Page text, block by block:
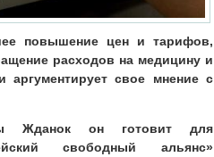
повышение цен и тарифов,
расходов на медицину и
свое мнение с
Жданок он готовит для
свободный альянс»